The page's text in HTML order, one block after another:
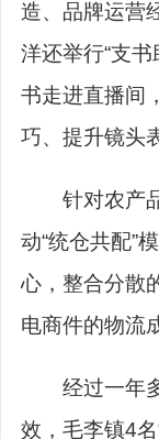
造、品牌运营
洋还举行“支
书走进直播间
巧、提升镜头
针对农产
动“统仓共配”
心，整合分散
电商件的物流
经过一年
效，毛李镇4名